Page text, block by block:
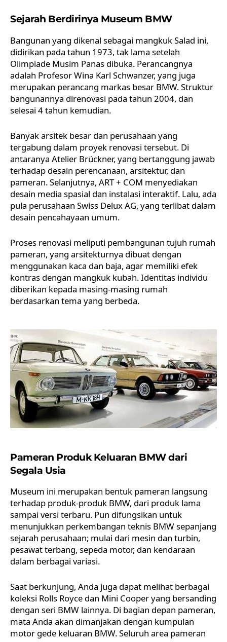
Sejarah Berdirinya Museum BMW
Bangunan yang dikenal sebagai mangkuk Salad ini,
didirikan pada tahun 1973, tak lama setelah
Olimpiade Musim Panas dibuka. Perancangnya
adalah Profesor Wina Karl Schwanzer, yang juga
merupakan perancang markas besar BMW. Struktur
bangunannya direnovasi pada tahun 2004, dan
selesai 4 tahun kemudian.
Banyak arsitek besar dan perusahaan yang
tergabung dalam proyek renovasi tersebut. Di
antaranya Atelier Brückner, yang bertanggung jawab
terhadap desain perencanaan, arsitektur, dan
pameran. Selanjutnya, ART + COM menyediakan
desain media spasial dan instalasi interaktif. Lalu, ada
pula perusahaan Swiss Delux AG, yang terlibat dalam
desain pencahayaan umum.
Proses renovasi meliputi pembangunan tujuh rumah
pameran, yang arsitekturnya dibuat dengan
menggunakan kaca dan baja, agar memiliki efek
kontras dengan mangkuk kubah. Identitas individu
diberikan kepada masing-masing rumah
berdasarkan tema yang berbeda.
Pameran Produk Keluaran BMW dari
Segala Usia
Museum ini merupakan bentuk pameran langsung
terhadap produk-produk BMW, dari produk lama
sampai versi terbaru. Pun difungsikan untuk
menunjukkan perkembangan teknis BMW sepanjang
sejarah perusahaan; mulai dari mesin dan turbin,
pesawat terbang, sepeda motor, dan kendaraan
dalam berbagai variasi.
Saat berkunjung, Anda juga dapat melihat berbagai
koleksi Rolls Royce dan Mini Cooper yang bersanding
dengan seri BMW lainnya. Di bagian depan pameran,
mata Anda akan dimanjakan dengan kumpulan
motor gede keluaran BMW. Seluruh area pameran